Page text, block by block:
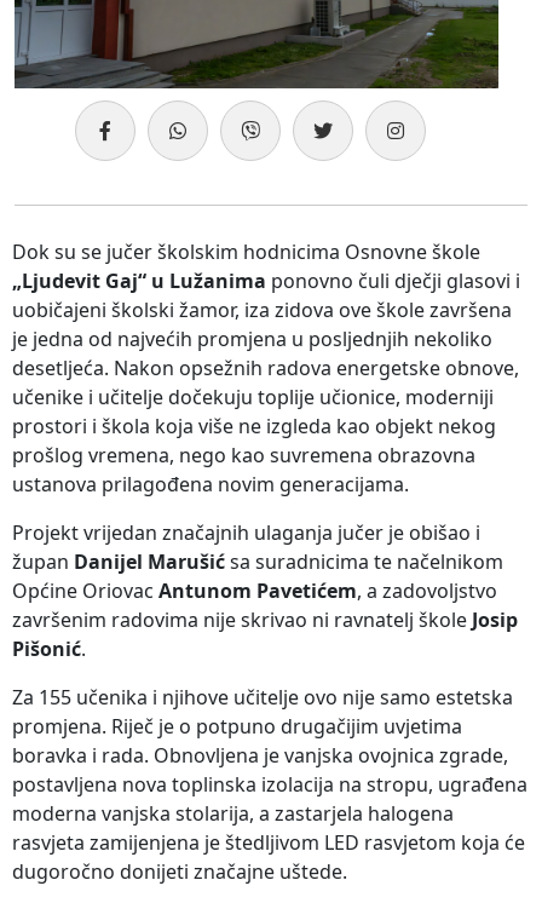
Dok su se jučer školskim hodnicima Osnovne škole
„Ljudevit Gaj“ u Lužanima ponovno čuli dječji glasovi i
uobičajeni školski žamor, iza zidova ove škole završena
je jedna od najvećih promjena u posljednjih nekoliko
desetljeća. Nakon opsežnih radova energetske obnove,
učenike i učitelje dočekuju toplije učionice, moderniji
prostori i škola koja više ne izgleda kao objekt nekog
prošlog vremena, nego kao suvremena obrazovna
ustanova prilagođena novim generacijama.
Projekt vrijedan značajnih ulaganja jučer je obišao i
župan Danijel Marušićsa suradnicima te načelnikom
Općine Oriovac Antunom Pavetićem, a zadovoljstvo
završenim radovima nije skrivao ni ravnatelj škole Josip
Pišonić.
Za 155 učenika i njihove učitelje ovo nije samo estetska
promjena. Riječ je o potpuno drugačijim uvjetima
boravka i rada. Obnovljena je vanjska ovojnica zgrade,
postavljena nova toplinska izolacija na stropu, ugrađena
moderna vanjska stolarija, a zastarjela halogena
rasvjeta zamijenjena je štedljivom LED rasvjetom koja će
dugoročno donijeti značajne uštede.